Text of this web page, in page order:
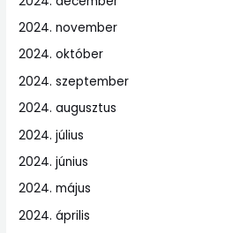
2024. november
2024. október
2024. szeptember
2024. augusztus
2024. július
2024. június
2024. május
2024. április